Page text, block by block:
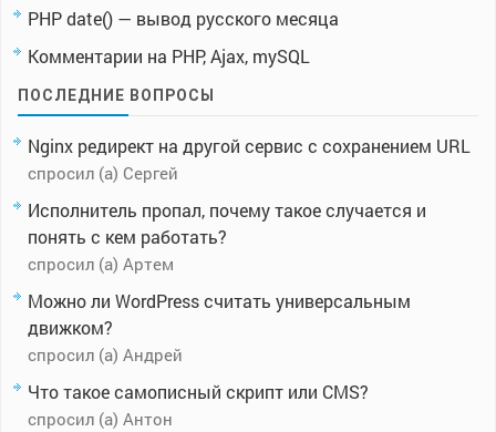
PHP date() — вывод русского месяца
Комментарии на PHP, Ajax, mySQL
ПОСЛЕДНИЕ ВОПРОСЫ
Nginx редирект на другой сервис с сохранением URL
спросил (а) Сергей
Исполнитель пропал, почему такое случается и
понять с кем работать?
спросил (а) Артем
Можно ли WordPress считать универсальным
движком?
спросил (а) Андрей
Что такое самописный скрипт или CMS?
спросил (а) Антон